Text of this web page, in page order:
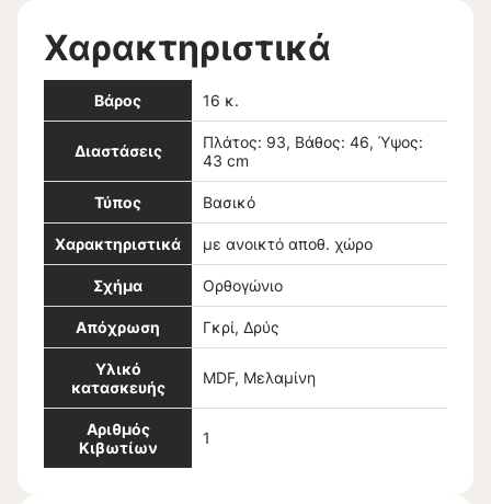
Χαρακτηριστικά
Βάρος 16 κ.
Διαστάσεις
Πλάτος: 93, Βάθος: 46, Ύψος:
43 cm
Τύπος Βασικό
Χαρακτηριστικά με ανοικτό αποθ. χώρο
Σχήμα Ορθογώνιο
Απόχρωση Γκρί, Δρύς
Υλικό
κατασκευής
MDF, Μελαμίνη
Αριθμός
Κιβωτίων
1